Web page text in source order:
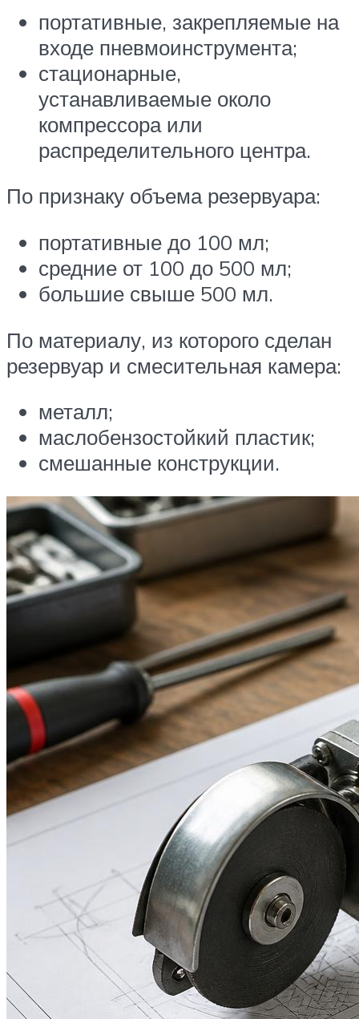
портативные, закрепляемые на
входе пневмоинструмента;
стационарные,
устанавливаемые около
компрессора или
распределительного центра.
По признаку объема резервуара:
портативные до 100 мл;
средние от 100 до 500 мл;
большие свыше 500 мл.
По материалу, из которого сделан
резервуар и смесительная камера:
металл;
маслобензостойкий пластик;
смешанные конструкции.